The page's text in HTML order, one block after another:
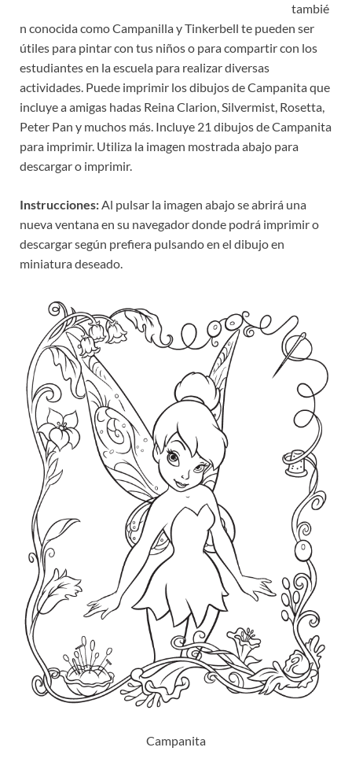
tambié
n conocida como Campanilla y Tinkerbell te pueden ser
útiles para pintar con tus niños o para compartir con los
estudiantes en la escuela para realizar diversas
actividades. Puede imprimir los dibujos de Campanita que
incluye a amigas hadas Reina Clarion, Silvermist, Rosetta,
Peter Pan y muchos más. Incluye 21 dibujos de Campanita
para imprimir. Utiliza la imagen mostrada abajo para
descargar o imprimir.
Instrucciones:Al pulsar la imagen abajo se abrirá una
nueva ventana en su navegador donde podrá imprimir o
descargar según prefiera pulsando en el dibujo en
miniatura deseado.
Campanita